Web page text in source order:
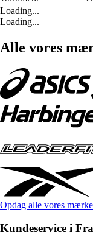
Loading...
Loading...
Alle vores
Opdag alle vores
Kundeservice i